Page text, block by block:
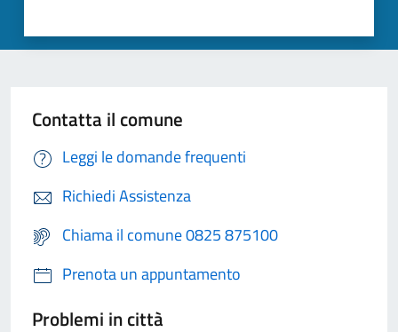
Contatta il comune
Leggi le domande frequenti
Richiedi Assistenza
Chiama il comune 0825 875100
Prenota un appuntamento
Problemi in città